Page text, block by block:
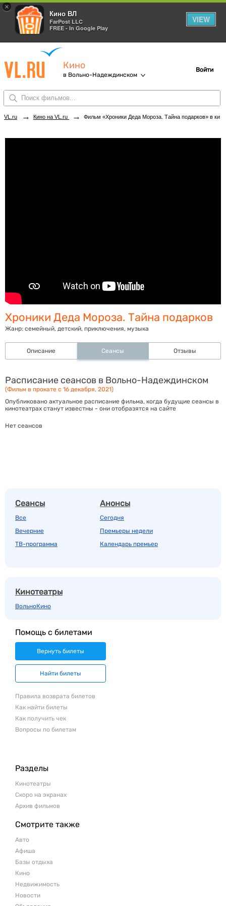
×
Кино ВЛ
FarPost LLC
FREE - In Google Play
VIEW
Кино
в Вольно-Надеждинском
Войти
VL.ru → Кино на VL.ru → Фильм «Хроники Деда Мороза. Тайна подарков» в кинотеатрах Вольно-Надеждинского. Купить билеты!
Хроники Деда Мороза. Тайна подарков
Жанр: семейный, детский, приключения, музыка
Описание Сеансы Отзывы
Расписание сеансов в Вольно-Надеждинском
(Фильм в прокате с 16 декабря, 2021)
Опубликовано актуальное расписание фильма, когда будущие сеансы в
кинотеатрах станут известны - они отобразятся на сайте
Нет сеансов
Сеансы
Все
Вечерние
ТВ-программа
Анонсы
Сегодня
Премьеры недели
Календарь премьер
Кинотеатры
ВольноКино
Помощь с билетами
Вернуть билеты
Найти билеты
Правила возврата билетов
Как найти билеты
Как получить чек
Вопросы по билетам
Разделы
Кинотеатры
Скоро на экранах
Архив фильмов
Смотрите также
Авто
Афиша
Базы отдыха
Кино
Недвижимость
Новости